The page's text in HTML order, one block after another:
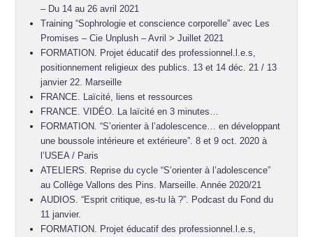
– Du 14 au 26 avril 2021
Training “Sophrologie et conscience corporelle” avec Les
Promises – Cie Unplush – Avril > Juillet 2021
FORMATION. Projet éducatif des professionnel.l.e.s,
positionnement religieux des publics. 13 et 14 déc. 21 / 13
janvier 22. Marseille
FRANCE. Laïcité, liens et ressources
FRANCE. VIDÉO. La laïcité en 3 minutes…
FORMATION. “S’orienter à l’adolescence… en développant
une boussole intérieure et extérieure”. 8 et 9 oct. 2020 à
l’USEA / Paris
ATELIERS. Reprise du cycle “S’orienter à l’adolescence”
au Collège Vallons des Pins. Marseille. Année 2020/21
AUDIOS. “Esprit critique, es-tu là ?”. Podcast du Fond du
11 janvier.
FORMATION. Projet éducatif des professionnel.l.e.s,